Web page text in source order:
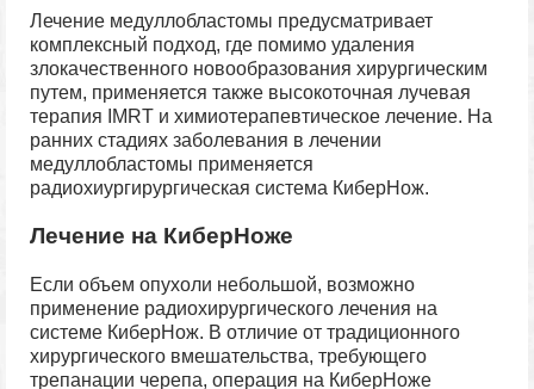
Лечение медуллобластомы предусматривает
комплексный подход, где помимо удаления
злокачественного новообразования хирургическим
путем, применяется также высокоточная лучевая
терапия IMRT и химиотерапевтическое лечение. На
ранних стадиях заболевания в лечении
медуллобластомы применяется
радиохиургирургическая система КиберНож.
Лечение на КиберНоже
Если объем опухоли небольшой, возможно
применение радиохирургического лечения на
системе КиберНож. В отличие от традиционного
хирургического вмешательства, требующего
трепанации черепа, операция на КиберНоже